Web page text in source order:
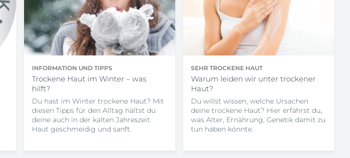
INFORMATION UND TIPPS
Trockene Haut im Winter – was
hilft?
Du hast im Winter trockene Haut? Mit
diesen Tipps für den Alltag hältst du
deine auch in der kalten Jahreszeit
Haut geschmeidig und sanft.
SEHR TROCKENE HAUT
Warum leiden wir unter trockener
Haut?
Du willst wissen, welche Ursachen
deine trockene Haut? Hier erfährst du,
was Alter, Ernährung, Genetik damit zu
tun haben könnte.